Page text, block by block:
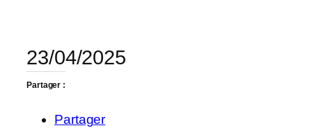
23/04/2025
Partager :
Partager